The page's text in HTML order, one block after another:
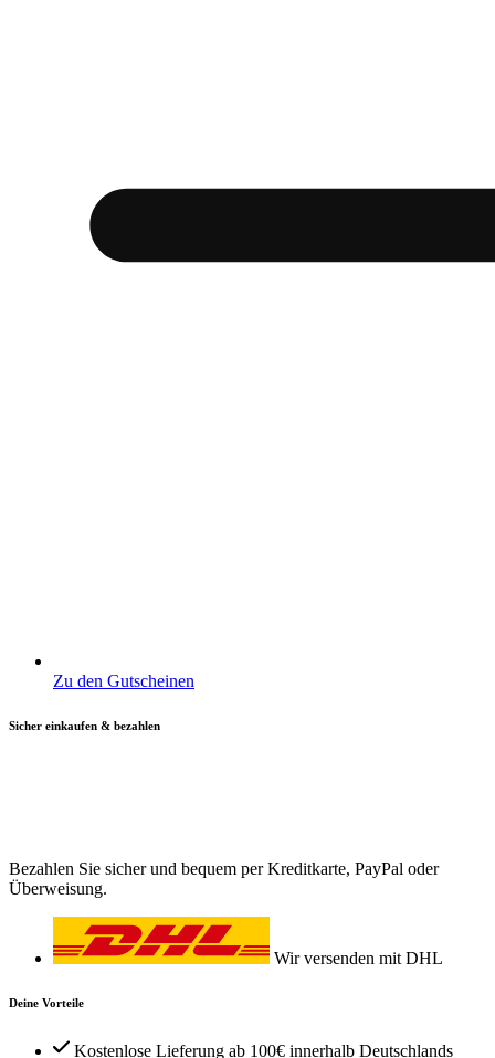
Zu den Gutscheinen
Sicher einkaufen & bezahlen
Bezahlen Sie sicher und bequem per Kreditkarte, PayPal oder
Überweisung.
Wir versenden mit DHL
Deine Vorteile
Kostenlose Lieferung ab 100€ innerhalb Deutschlands